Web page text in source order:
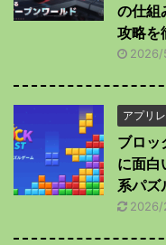
の仕組
攻略を
2026/
アプリ
ブロ
に面白
系パズ
2026/